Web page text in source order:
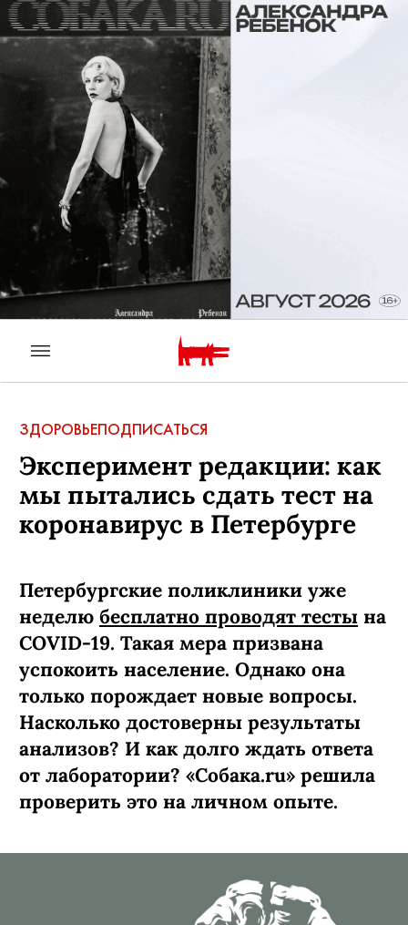
ЗДОРОВЬЕПОДПИСАТЬСЯ
Эксперимент редакции: как
мы пытались сдать тест на
коронавирус в Петербурге
Петербургские поликлиники уже
неделю бесплатно проводят тесты на
COVID-19. Такая мера призвана
успокоить население. Однако она
только порождает новые вопросы.
Насколько достоверны результаты
анализов? И как долго ждать ответа
от лаборатории? «Собака.ru» решила
проверить это на личном опыте.